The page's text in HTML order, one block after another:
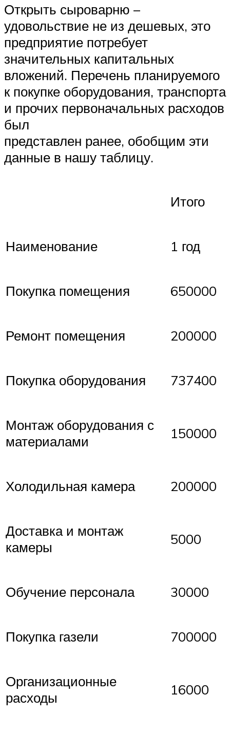
Открыть сыроварню –
удовольствие не из дешевых, это
предприятие потребует
значительных капитальных
вложений. Перечень планируемого
к покупке оборудования, транспорта
и прочих первоначальных расходов
был
представлен ранее, обобщим эти
данные в нашу таблицу.
Итого
Наименование 1 год
Покупка помещения 650000
Ремонт помещения 200000
Покупка оборудования 737400
Монтаж оборудования с
материалами
150000
Холодильная камера 200000
Доставка и монтаж
камеры
5000
Обучение персонала 30000
Покупка газели 700000
Организационные
расходы
16000